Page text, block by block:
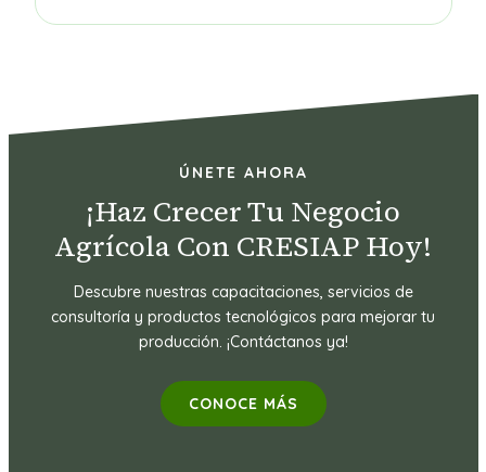
ÚNETE AHORA
¡Haz Crecer Tu Negocio
Agrícola Con CRESIAP Hoy!
Descubre nuestras capacitaciones, servicios de
consultoría y productos tecnológicos para mejorar tu
producción. ¡Contáctanos ya!
CONOCE MÁS